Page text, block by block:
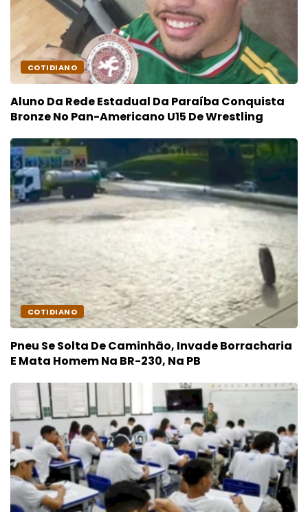
COTIDIANO
Aluno Da Rede Estadual Da Paraíba Conquista
Bronze No Pan-Americano U15 De Wrestling
COTIDIANO
Pneu Se Solta De Caminhão, Invade Borracharia
E Mata Homem Na BR-230, Na PB